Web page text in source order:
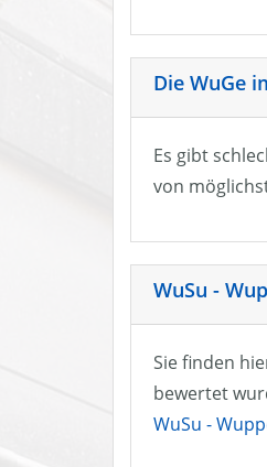
Die WuGe
Es gibt
von
WuSu -
Sie finden
bewertet
WuSu -